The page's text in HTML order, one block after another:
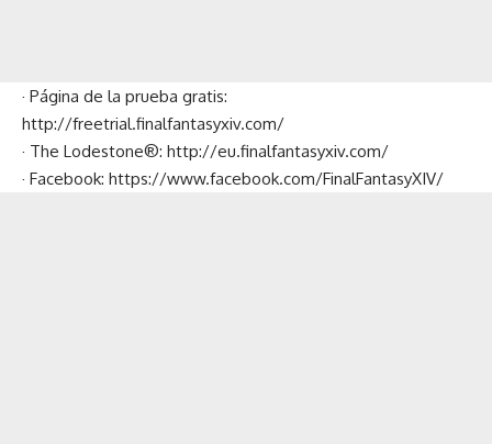
· Página de la prueba gratis:
http://freetrial.finalfantasyxiv.com/
· The Lodestone®: http://eu.finalfantasyxiv.com/
· Facebook: https://www.facebook.com/FinalFantasyXIV/